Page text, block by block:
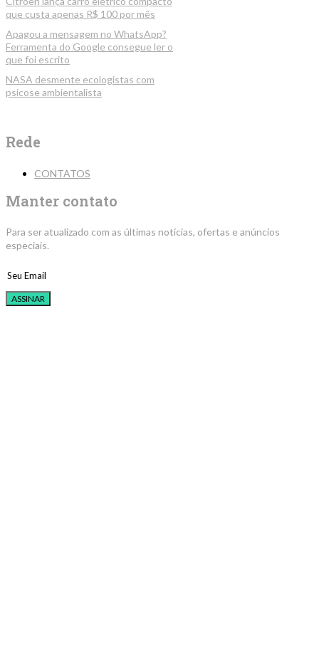
que custa apenas R$ 100 por mês
Apagou a mensagem no WhatsApp?
Ferramenta do Google consegue ler o
que foi escrito
NASA desmente ecologistas com
psicose ambientalista
Rede
CONTATOS
Manter contato
Para ser atualizado com as últimas notícias, ofertas e anúncios
especiais.
ASSINAR